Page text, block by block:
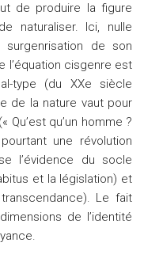
de produire la figure
naturaliser. Ici, nulle
de son
l’équation cisgenre est
type (du XXe siècle
de la nature vaut pour
qu’un homme ?
une révolution
l’évidence du socle
et la législation) et
Le fait
de l’identité